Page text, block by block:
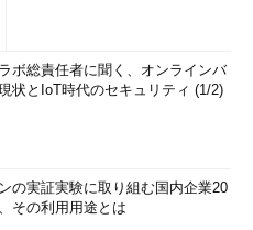
ボ総責任者に聞く、オンラインバ
状とIoT時代のセキュリティ (1/2)
の実証実験に取り組む国内企業20
その利用用途とは